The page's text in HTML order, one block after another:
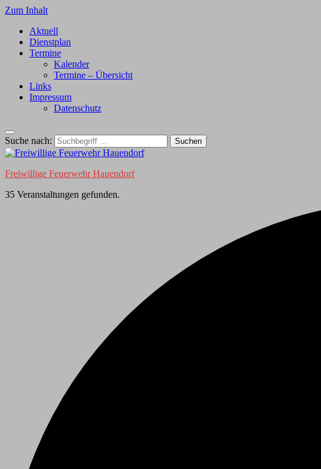
Zum Inhalt
Aktuell
Dienstplan
Termine
Kalender
Termine – Übersicht
Links
Impressum
Datenschutz
Suche nach:
Freiwillige Feuerwehr Hauendorf
35 Veranstaltungen gefunden.